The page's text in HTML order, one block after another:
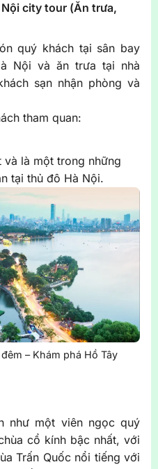
Nội city tour (Ăn trưa,
quý khách tại sân bay
Nội và ăn trưa tại nhà
sạn nhận phòng và
tham quan:
và là một trong những
tại thủ đô Hà Nội.
– Khám phá Hồ Tây
như một viên ngọc quý
cổ kính bậc nhất, với
Trấn Quốc nổi tiếng với